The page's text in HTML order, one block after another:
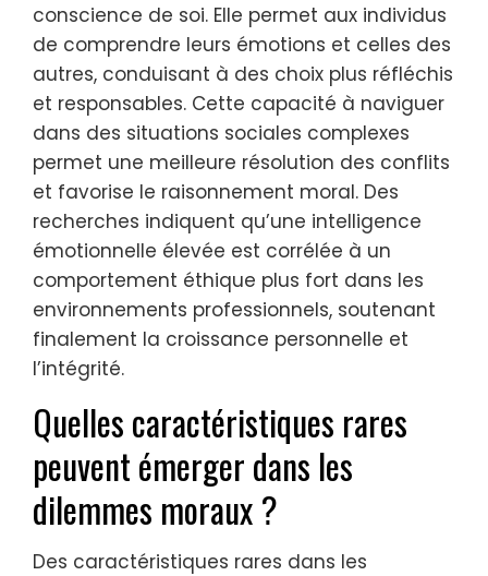
conscience de soi. Elle permet aux individus
de comprendre leurs émotions et celles des
autres, conduisant à des choix plus réfléchis
et responsables. Cette capacité à naviguer
dans des situations sociales complexes
permet une meilleure résolution des conflits
et favorise le raisonnement moral. Des
recherches indiquent qu’une intelligence
émotionnelle élevée est corrélée à un
comportement éthique plus fort dans les
environnements professionnels, soutenant
finalement la croissance personnelle et
l’intégrité.
Quelles caractéristiques rares
peuvent émerger dans les
dilemmes moraux ?
Des caractéristiques rares dans les